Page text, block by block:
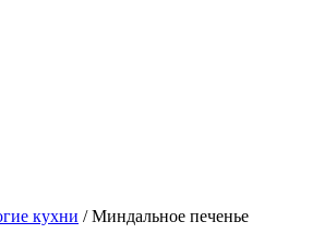
кухни / Миндальное печенье